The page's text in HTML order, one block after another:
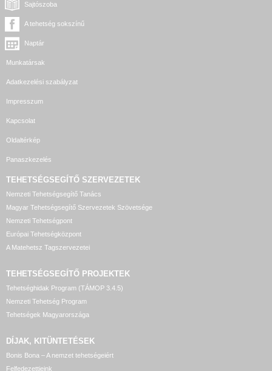
Sajtószoba
A tehetség sokszínű
Naptár
Munkatársak
Adatkezelési szabályzat
Impresszum
Kapcsolat
Oldaltérkép
Panaszkezelés
TEHETSÉGSEGÍTŐ SZERVEZETEK
Nemzeti Tehetségsegítő Tanács
Magyar Tehetségsegítő Szervezetek Szövetsége
Nemzeti Tehetségpont
Európai Tehetségközpont
A Matehetsz Tagszervezetei
TEHETSÉGSEGÍTŐ PROJEKTEK
Tehetséghidak Program (TÁMOP 3.4.5)
Nemzeti Tehetség Program
Tehetségek Magyarországa
DÍJAK, KITÜNTETÉSEK
Bonis Bona – A nemzet tehetségeiért
Felfedezettjeink